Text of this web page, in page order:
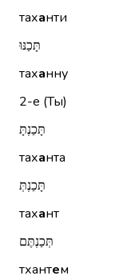
таханти
תָּכַנּוּ
таханну
2-е (Ты)
תָּכַנְתָּ
таханта
תָּכַנְתְּ
тахант
תְּכַנְתֶּם
тхантем